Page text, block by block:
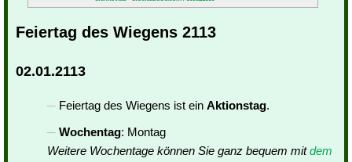
Feiertag des Wiegens 2113
02.01.2113
Feiertag des Wiegens ist ein Aktionstag.
Wochentag: Montag
Weitere Wochentage können Sie ganz bequem mitdem